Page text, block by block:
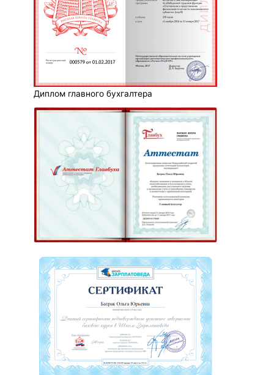
Диплом главного бухгалтера